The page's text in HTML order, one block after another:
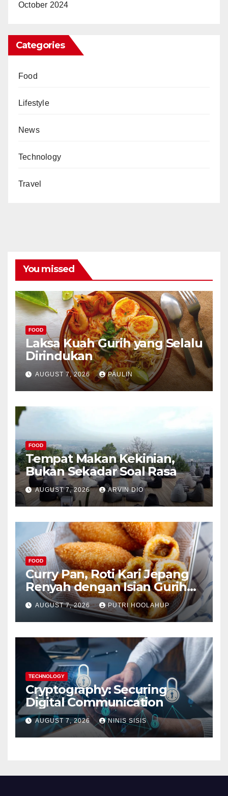
October 2024
Categories
Food
Lifestyle
News
Technology
Travel
You missed
FOOD
Laksa Kuah Gurih yang Selalu
Dirindukan
AUGUST 7, 2026 PAULIN
FOOD
Tempat Makan Kekinian,
Bukan Sekadar Soal Rasa
AUGUST 7, 2026 ARVIN DIO
FOOD
Curry Pan, Roti Kari Jepang
Renyah dengan Isian Gurih
Menggoda
AUGUST 7, 2026 PUTRI HOOLAHUP
TECHNOLOGY
Cryptography: Securing
Digital Communication
AUGUST 7, 2026 NINIS SISIS